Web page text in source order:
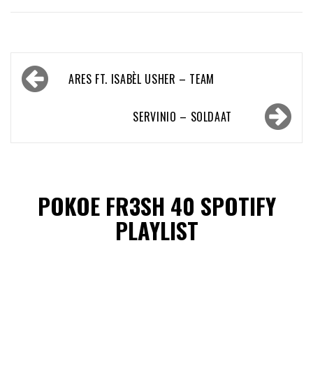
Bericht
navigatieARES FT. ISABÈL USHER – TEAM
SERVINIO – SOLDAAT
POKOE FR3SH 40 SPOTIFY
PLAYLIST